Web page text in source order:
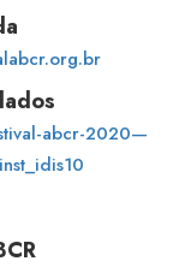
abcr-2020—